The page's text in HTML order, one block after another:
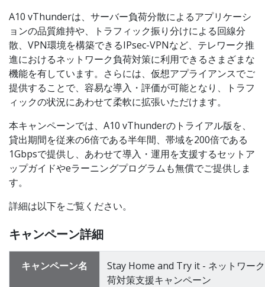
A10 vThunderは、サーバー負荷分散によるアプリケーシ
ョンの品質維持や、トラフィック振り分けによる回線分
散、VPN環境を構築できるIPsec-VPNなど、テレワーク推
進におけるネットワーク負荷対策に利用できるさまざまな
機能を有しています。さらには、仮想アプライアンスでご
提供することで、容易な導入・評価が可能となり、トラフ
ィックの状況にあわせて柔軟に拡張いただけます。
本キャンペーンでは、A10 vThunderのトライアル版を、
貸出期間を従来の6倍である半年間、帯域を200倍である
1Gbpsで提供し、あわせて導入・運用を支援するセットア
ップガイドやeラーニングプログラムも無償でご提供しま
す。
詳細は以下をご覧ください。
キャンペーン詳細
キャンペーン名
Stay Home and Try it - ネットワー
荷対策支援キャンペーン